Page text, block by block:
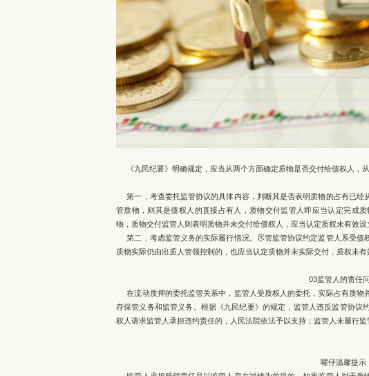
《九民纪要》明确规定，应当从两个方面确定质物是否交付给债权人，从
第一，考查委托监管协议的具体内容，判断其是否表明质物的占有已经
管质物，则其是债权人的直接占有人，质物交付监管人即应当认定完成
物，质物交付监管人则表明质物并未交付给债权人，应当认定质权未有效设
第二，考虑监管义务的实际履行情况。尽管监管协议约定监管人系受债
质物实际仍由出质人管领控制的，也应当认定质物并未实际交付，质权未有
03监管人的责任
在流动质押的委托监管关系中，监管人受质权人的委托，实际占有质物
存保管义务和监管义务。根据《九民纪要》的规定，监管人违反监管协议
权人请求监管人承担违约责任的，人民法院依法予以支持；监管人未履行
曜仔温馨提示